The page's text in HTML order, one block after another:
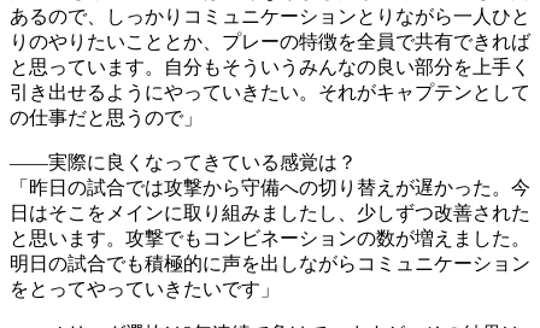
あるので、しっかりコミュニケーションとりながら一人ひと
りのやりたいこととか、プレーの特徴を全員で共有できれば
と思っています。自分もそういうみんなの良い部分を上手く
引き出せるようにやっていきたい。それがキャプテンとして
の仕事だと思うので」
――実際に良くなってきている感覚は？
「昨日の試合では攻撃から守備への切り替えが遅かった。今
日はそこをメインに取り組みましたし、少しずつ改善された
と思います。攻撃でもコンビネーションの数が増えました。
明日の試合でも積極的に声を出しながらコミュニケーション
をとってやっていきたいです」